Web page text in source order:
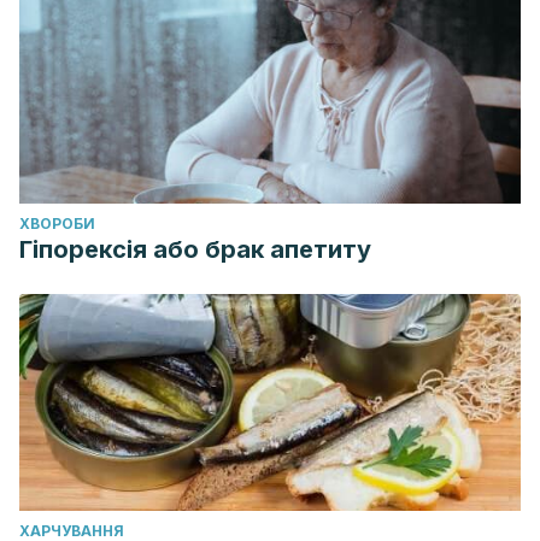
ХВОРОБИ
Гіпорексія або брак апетиту
ХАРЧУВАННЯ